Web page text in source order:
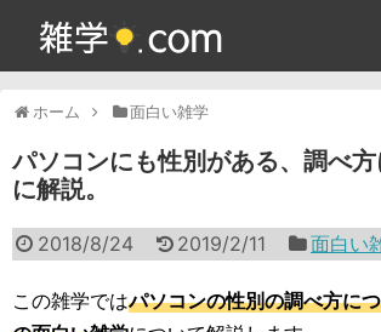
ホーム 面白い雑学
パソコンにも性別がある、調べ
に解説。
2018/8/24 2019/2/11 面白い
この雑学ではパソコンの性別の調べ方に
365日雑学カレンダー
面白い雑学
ためになる雑学